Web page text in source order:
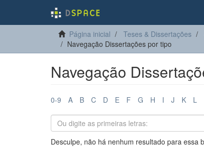
Página inicial Teses & Dissertações
Navegação Dissertações por tipo
Navegação
0-9 A B C D E F G H I J K L
Desculpe, não há nenhum resultado para essa